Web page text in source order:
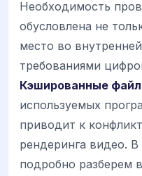
Необходимость
обусловлена не
место во
требованиями
Кэшированные
используемых
приводит к
рендеринга видео.
подробно разберем